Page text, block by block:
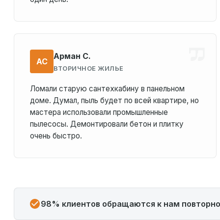
АС
Арман С.
ВТОРИЧНОЕ ЖИЛЬЕ
Ломали старую сантехкабину в панельном
доме. Думал, пыль будет по всей квартире, но
мастера использовали промышленные
пылесосы. Демонтировали бетон и плитку
очень быстро.
98% клиентов обращаются к нам повторно